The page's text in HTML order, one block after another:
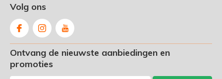
Volg ons
Ontvang de nieuwste aanbiedingen en
promoties